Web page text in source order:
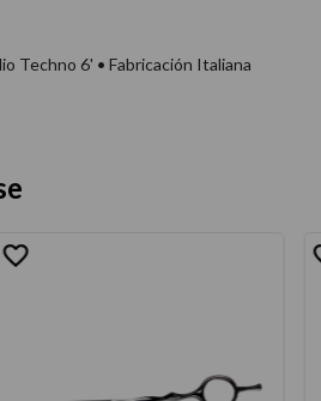
Techno 6' • Fabricación Italiana